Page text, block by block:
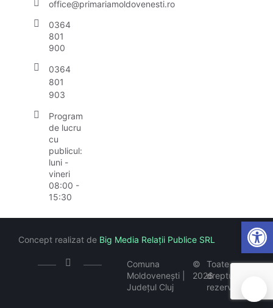
office@primariamoldovenesti.ro
0364
801
900
0364
801
903
Program
de lucru
cu
publicul:
luni -
vineri
08:00 -
15:30
Comuna
Moldovenești |
Județul Cluj
©
2026
Toate
drepturile
rezervate
Concept realizat de Big Media Relații Publice SRL